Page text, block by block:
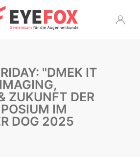
"DMEK IT
ZUKUNFT DER
IM
DOG 2025